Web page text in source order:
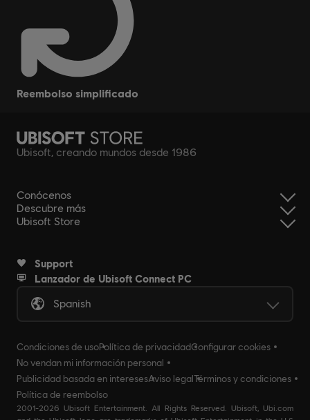
reembolso simplificado
Ubisoft, creando mundos desde 1986
Conócenos
Descubre más
Ubisoft Store
Support
Lanzador de Ubisoft Connect PC
Spanish
Condiciones de usoPolítica de privacidadConfigurar cookies
No vendan mi información personal
Publicidad basada en interesesAviso legalTérminos y condiciones
Política de reembolso
2001-2026 Ubisoft Entertainment. All Rights Reserved. Ubisoft, Ubi.com